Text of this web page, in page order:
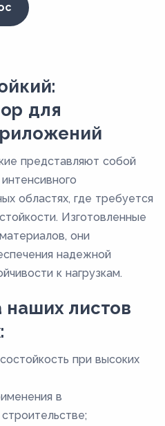
для
представляют собой
областях, где требуется
Изготовленные
они
надежной
к нагрузкам.
листов
при высоких
в